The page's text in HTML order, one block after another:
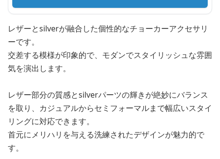
レザーとsilverが融合した個性的なチョーカーアクセサリ
ーです。
交差する模様が印象的で、モダンでスタイリッシュな雰囲
気を演出します。
レザー部分の質感とsilverパーツの輝きが絶妙にバランス
を取り、カジュアルからセミフォーマルまで幅広いスタイ
リングに対応できます。
首元にメリハリを与える洗練されたデザインが魅力的で
す。